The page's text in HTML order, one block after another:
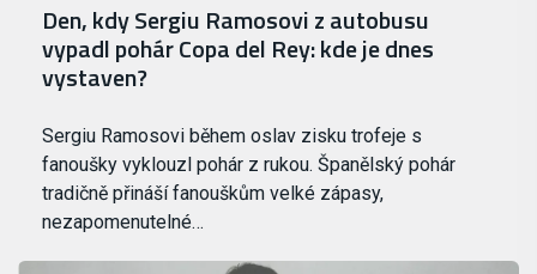
Den, kdy Sergiu Ramosovi z autobusu
vypadl pohár Copa del Rey: kde je dnes
vystaven?
Sergiu Ramosovi během oslav zisku trofeje s
fanoušky vyklouzl pohár z rukou. Španělský pohár
tradičně přináší fanouškům velké zápasy,
nezapomenutelné…